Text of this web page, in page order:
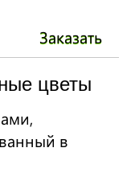
Заказать
цветы